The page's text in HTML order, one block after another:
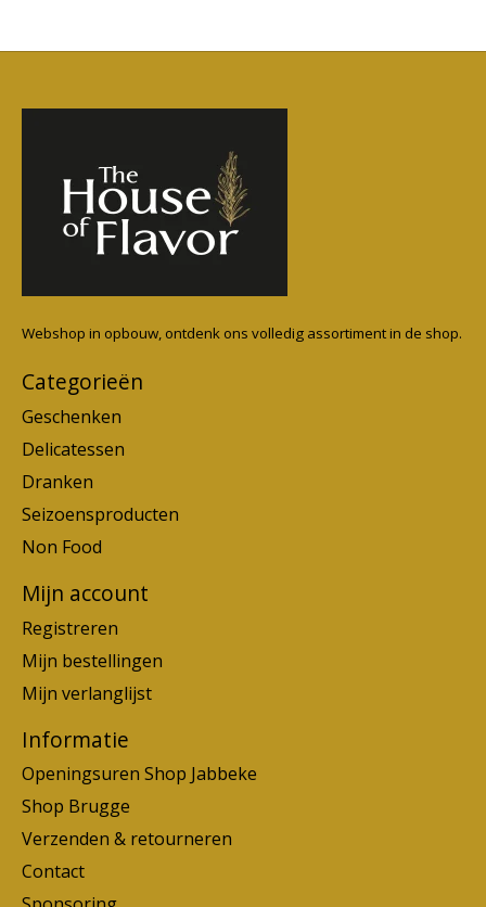
Webshop in opbouw, ontdenk ons volledig assortiment in de shop.
Categorieën
Geschenken
Delicatessen
Dranken
Seizoensproducten
Non Food
Mijn account
Registreren
Mijn bestellingen
Mijn verlanglijst
Informatie
Openingsuren Shop Jabbeke
Shop Brugge
Verzenden & retourneren
Contact